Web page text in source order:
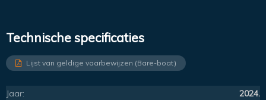
Technische specificaties
Lijst van geldige vaarbewijzen (Bare-boat)
Jaar:
2024.